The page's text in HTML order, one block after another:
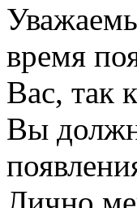
время
Вас, так
Вы